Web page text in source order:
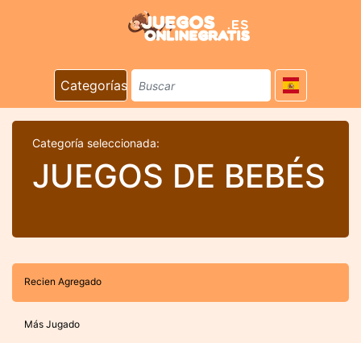
Categorías
Categoría seleccionada:
JUEGOS DE BEBÉS
Recien Agregado
Más Jugado